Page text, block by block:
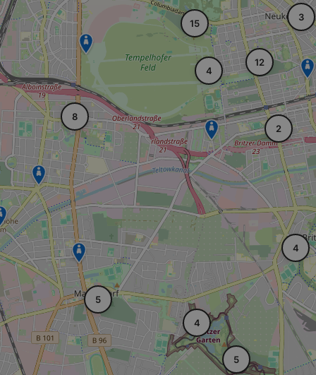
4
4
5
15
3
5
4
2
8
12